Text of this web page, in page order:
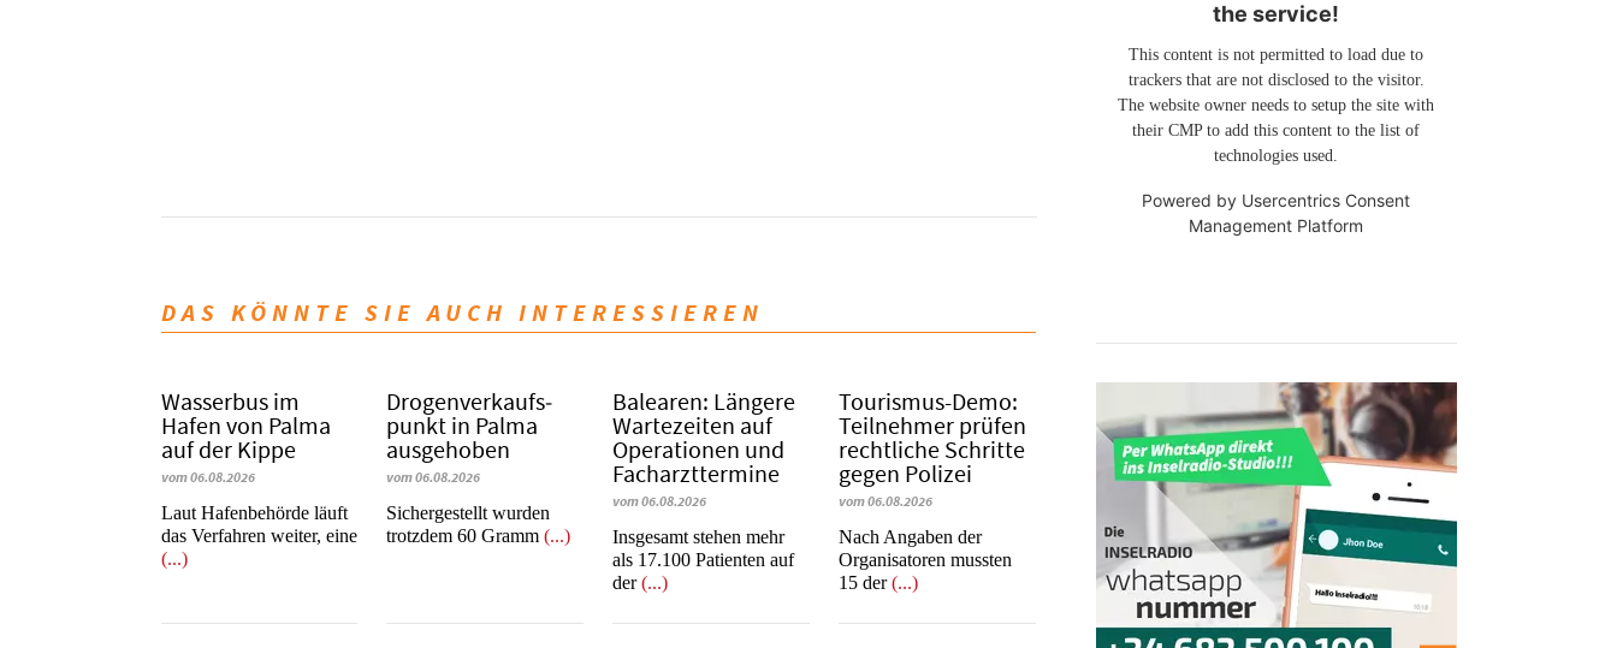
DAS KÖNNTE SIE AUCH INTERESSIEREN
Wasserbus im
Hafen von Palma
auf der Kippe
vom 06.08.2026
Laut Hafenbehörde läuft
das Verfahren weiter, eine
(...)
Dro­gen­ver­kaufs­
punkt in Palma
ausgehoben
vom 06.08.2026
​​​​​​​Sichergestellt wurden
trotzdem 60 Gramm(...)
Balearen: Längere
Wartezeiten auf
Operationen und
Facharzttermine
vom 06.08.2026
Insgesamt stehen mehr
als 17.100 Patienten auf
der(...)
Tourismus-Demo:
Teilnehmer prüfen
rechtliche Schritte
gegen Polizei
vom 06.08.2026
Nach Angaben der
Organisatoren mussten
15 der(...)
the service!
This content is not permitted to load due to
trackers that are not disclosed to the visitor.
The website owner needs to setup the site with
their CMP to add this content to the list of
technologies used.
Powered by Usercentrics Consent
Management Platform